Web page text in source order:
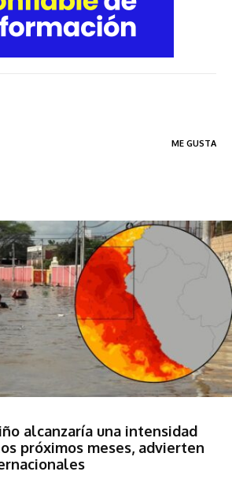
ME GUSTA
alcanzaría una intensidad
próximos meses, advierten